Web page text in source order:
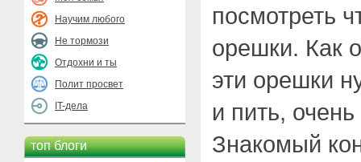
Научим любого
Не тормози
Отдохни и ты
Полит просвет
IT-дела
топ блоги
посмотреть
орешки. Как
эти орешки
и пить,
Знакомый